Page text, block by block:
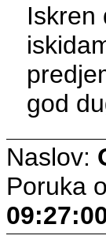
Iskren
god
Naslov:
Poruka